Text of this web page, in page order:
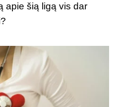
apie šią ligą vis dar